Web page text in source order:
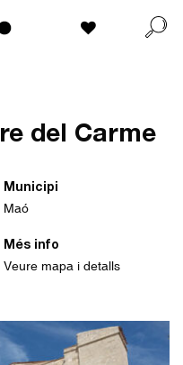
La meva llista
del Carme
Municipi
Maó
Més info
Veure mapa i detalls